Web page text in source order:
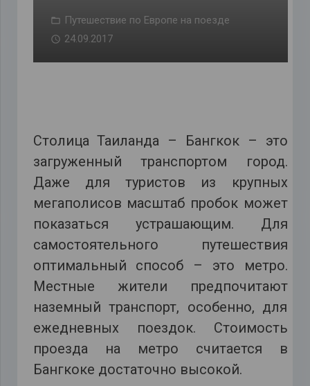
Путешествие по Европе на поезде
24.09.2017
Столица Таиланда – Бангкок – это
загруженный транспортом город.
Даже для туристов из крупных
мегаполисов масштаб пробок может
показаться устрашающим. Для
самостоятельного путешествия
оптимальный способ – это метро.
Местные жители предпочитают
наземный транспорт, особенно, для
ежедневных поездок. Стоимость
проезда на метро считается в
Бангкоке достаточно высокой.